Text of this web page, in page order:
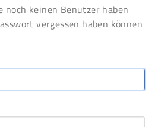
noch keinen Benutzer haben
vergessen haben können